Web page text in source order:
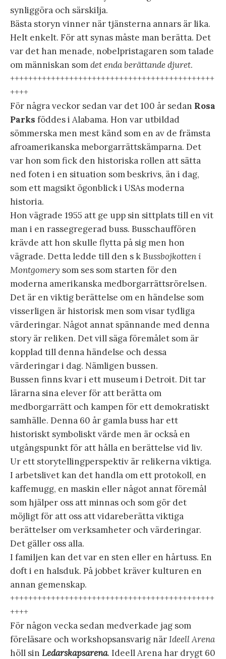
synliggöra och särskilja.
Bästa storyn vinner när tjänsterna annars är lika.
Helt enkelt. För att synas måste man berätta. Det
var det han menade, nobelpristagaren som talade
om människan somdet enda berättande djuret.
+++++++++++++++++++++++++++++++++++++++++++++
++++
För några veckor sedan var det 100 år sedan Rosa
Parks föddes i Alabama. Hon var utbildad
sömmerska men mest känd som en av de främsta
afroamerikanska meborgarrättskämparna. Det
var hon som fick den historiska rollen att sätta
ned foten i en situation som beskrivs, än i dag,
som ett magsikt ögonblick i USAs moderna
historia.
Hon vägrade 1955 att ge upp sin sittplats till en vit
man i en rassegregerad buss. Busschauffören
krävde att hon skulle flytta på sig men hon
vägrade. Detta ledde till den s kBussbojkotten i
Montgomery som ses som starten för den
moderna amerikanska medborgarrättsrörelsen.
Det är en viktig berättelse om en händelse som
visserligen är historisk men som visar tydliga
värderingar. Något annat spännande med denna
story är reliken. Det vill säga föremålet som är
kopplad till denna händelse och dessa
värderingar i dag. Nämligen bussen.
Bussen finns kvar i ett museum i Detroit. Dit tar
lärarna sina elever för att berätta om
medborgarrätt och kampen för ett demokratiskt
samhälle. Denna 60 år gamla buss har ett
historiskt symboliskt värde men är också en
utgångspunkt för att hålla en berättelse vid liv.
Ur ett storytellingperspektiv är relikerna viktiga.
I arbetslivet kan det handla om ett protokoll, en
kaffemugg, en maskin eller något annat föremål
som hjälper oss att minnas och som gör det
möjligt för att oss att vidareberätta viktiga
berättelser om verksamheter och värderingar.
Det gäller oss alla.
I familjen kan det var en sten eller en hårtuss. En
doft i en halsduk. På jobbet kräver kulturen en
annan gemenskap.
+++++++++++++++++++++++++++++++++++++++++++++
++++
För någon vecka sedan medverkade jag som
föreläsare och workshopsansvarig närIdeell Arena
höll sin Ledarskapsarena. Ideell Arena har drygt 60